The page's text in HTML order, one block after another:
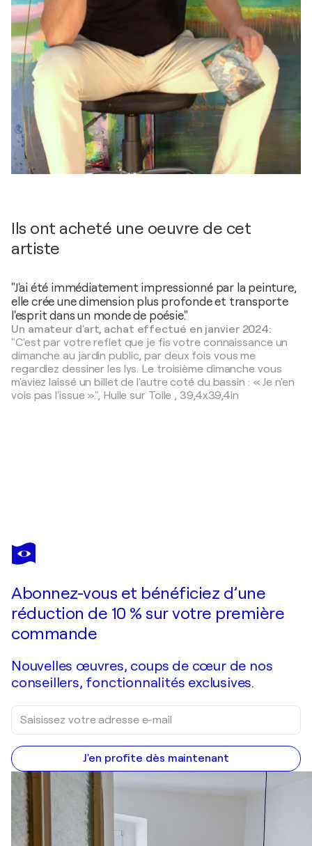
Ils ont acheté une oeuvre de cet
artiste
"J'ai été immédiatement impressionné par la peinture,
elle crée une dimension plus profonde et transporte
l'esprit dans un monde de poésie."
Un amateur d'art, achat effectué en janvier 2024:
"C'est par votre reflet que je fis votre connaissance un
dimanche au jardin public, par deux fois vous me
regardiez dessiner les lys. Le troisième dimanche vous
m'aviez laissé un billet de l'autre coté du bassin : « Je n'en
vois pas l'issue ».", Huile sur Toile , 39,4x39,4in
FRANÇOIS PAGÉ
Abonnez-vous et bénéficiez d’une
réduction de 10 % sur votre première
commande
Nouvelles œuvres, coups de cœur de nos
conseillers, fonctionnalités exclusives.
J'en profite dès maintenant